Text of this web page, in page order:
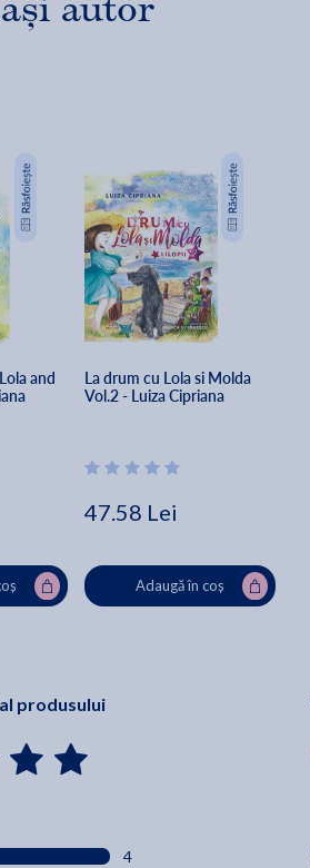
autor
and
La drum cu Lola si Molda
Vol.2 - Luiza Cipriana
47.58 Lei
Adaugă în coș
produsului
4